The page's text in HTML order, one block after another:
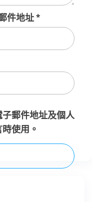
件地址*
郵件地址及個人
使用。